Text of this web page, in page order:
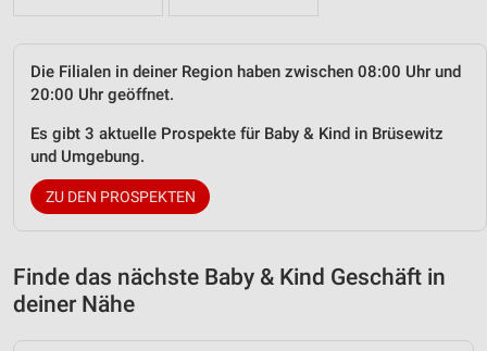
Die Filialen in deiner Region haben zwischen 08:00 Uhr und
20:00 Uhr geöffnet.
Es gibt 3 aktuelle Prospekte für Baby & Kind in Brüsewitz
und Umgebung.
ZU DEN PROSPEKTEN
Finde das nächste Baby & Kind Geschäft in
deiner Nähe